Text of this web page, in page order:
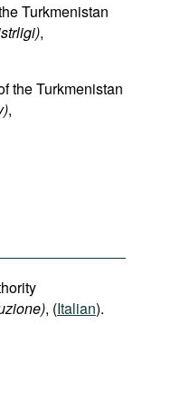
Turkmenistan
,
the Turkmenistan
,
, (Italian).